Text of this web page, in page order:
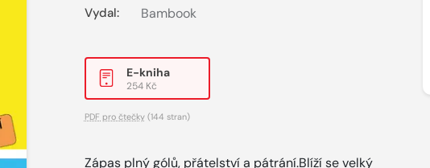
Vydal: Bambook
E-kniha
254 Kč
PDF pro čtečky(144 stran)
Zápas plný gólů, přátelství a pátrání.Blíží se velký